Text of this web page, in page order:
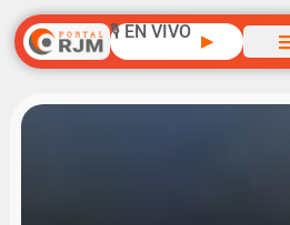
🎙️ EN VIVO ▶